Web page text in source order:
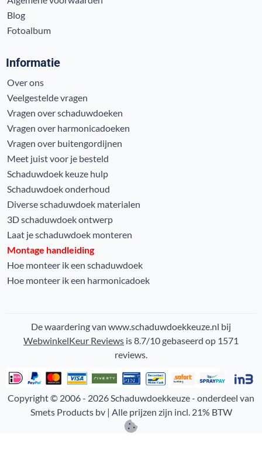
Blog
Fotoalbum
Informatie
Over ons
Veelgestelde vragen
Vragen over schaduwdoeken
Vragen over harmonicadoeken
Vragen over buitengordijnen
Meet juist voor je besteld
Schaduwdoek keuze hulp
Schaduwdoek onderhoud
Diverse schaduwdoek materialen
3D schaduwdoek ontwerp
Laat je schaduwdoek monteren
Montage handleiding
Hoe monteer ik een schaduwdoek
Hoe monteer ik een harmonicadoek
De waardering van www.schaduwdoekkeuze.nl bij
WebwinkelKeur Reviews is 8.7/10 gebaseerd op 1571
reviews.
Copyright © 2006 - 2026Schaduwdoekkeuze - onderdeel van
Smets Products bv | Alle prijzen zijn incl. 21% BTW